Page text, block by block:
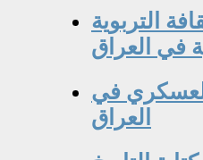
التربوية
في العراق
العسكري في
العراق